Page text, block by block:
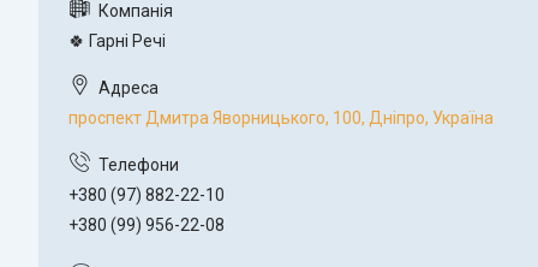
🍀 Гарні Речі
проспект Дмитра Яворницького, 100, Дніпро, Україна
+380 (97) 882-22-10
+380 (99) 956-22-08